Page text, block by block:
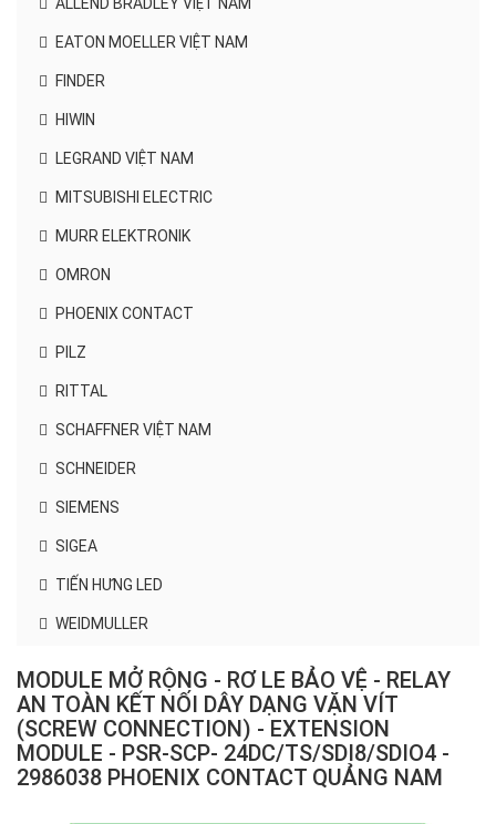
EATON MOELLER VIỆT NAM
FINDER
HIWIN
LEGRAND VIỆT NAM
MITSUBISHI ELECTRIC
MURR ELEKTRONIK
OMRON
PHOENIX CONTACT
PILZ
RITTAL
SCHAFFNER VIỆT NAM
SCHNEIDER
SIEMENS
SIGEA
TIẾN HƯNG LED
WEIDMULLER
MODULE MỞ RỘNG - RƠ LE BẢO VỆ - RELAY
AN TOÀN KẾT NỐI DÂY DẠNG VẶN VÍT
(SCREW CONNECTION) - EXTENSION
MODULE - PSR-SCP- 24DC/TS/SDI8/SDIO4 -
2986038 PHOENIX CONTACT QUẢNG NAM